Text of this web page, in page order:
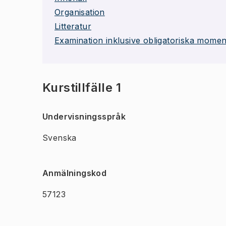
Organisation
Litteratur
Examination inklusive obligatoriska
Kurstillfälle 1
Undervisningsspråk
Svenska
Anmälningskod
57123